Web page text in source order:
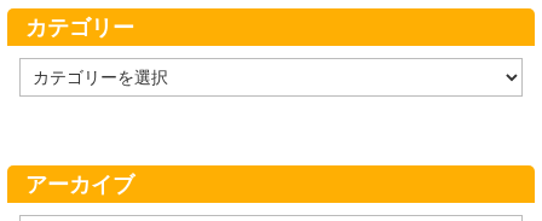
カテゴリー
テ
ー
アーカイブ